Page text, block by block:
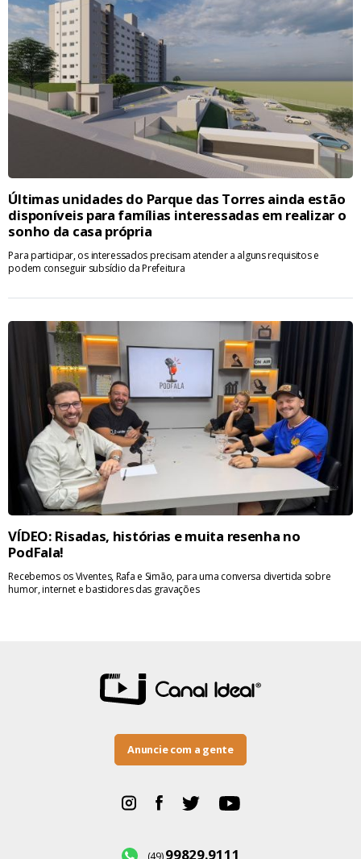
Últimas unidades do Parque das Torres ainda estão
disponíveis para famílias interessadas em realizar o
sonho da casa própria
Para participar, os interessados precisam atender a alguns requisitos e
podem conseguir subsídio da Prefeitura
VÍDEO: Risadas, histórias e muita resenha no
PodFala!
Recebemos os Viventes, Rafa e Simão, para uma conversa divertida sobre
humor, internet e bastidores das gravações
Anuncie com a gente
99829.9111